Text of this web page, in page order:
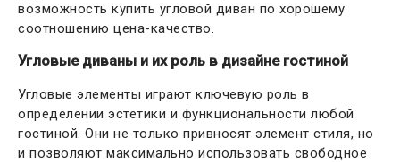
возможность купить угловой диван по хорошему
соотношению цена-качество.
Угловые диваны и их роль в дизайне гостиной
Угловые элементы играют ключевую роль в
определении эстетики и функциональности любой
гостиной. Они не только привносят элемент стиля, но
и позволяют максимально использовать свободное